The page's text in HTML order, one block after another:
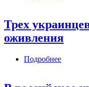
Трех
оживления
Подробнее